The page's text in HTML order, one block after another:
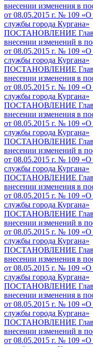
внесении изменения в
от 08.05.2015 г. № 109
службы города Кургана»
ПОСТАНОВЛЕНИЕ Глава
внесении изменений в
от 08.05.2015 г. № 109
службы города Кургана»
ПОСТАНОВЛЕНИЕ Глава
внесении изменения в
от 08.05.2015 г. № 109
службы города Кургана»
ПОСТАНОВЛЕНИЕ Глава
внесении изменения в
от 08.05.2015 г. № 109
службы города Кургана»
ПОСТАНОВЛЕНИЕ Глава
внесении изменений в
от 08.05.2015 г. № 109
службы города Кургана»
ПОСТАНОВЛЕНИЕ Глава
внесении изменения в
от 08.05.2015 г. № 109
службы города Кургана»
ПОСТАНОВЛЕНИЕ Глава
внесении изменений в
от 08.05.2015 г. № 109
службы города Кургана»
ПОСТАНОВЛЕНИЕ Глава
внесении изменения в
от 08.05.2015 г. № 109
службы города Кургана»
ПОСТАНОВЛЕНИЕ Глава
внесении изменения в
от 08.05.2015 г. № 109
службы города Кургана»
ПОСТАНОВЛЕНИЕ Глава
внесении изменений в
от 08.05.2015 г. № 109